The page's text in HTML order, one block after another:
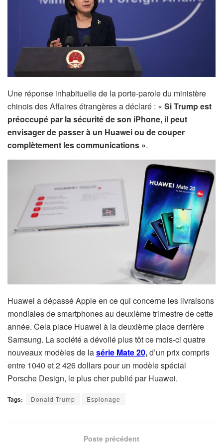
Une réponse inhabituelle de la porte-parole du ministère
chinois des Affaires étrangères a déclaré : « Si Trump est
préoccupé par la sécurité de son iPhone, il peut
envisager de passer à un Huawei ou de couper
complètement les communications ».
Huawei a dépassé Apple en ce qui concerne les livraisons
mondiales de smartphones au deuxième trimestre de cette
année. Cela place Huawei à la deuxième place derrière
Samsung. La société a dévoilé plus tôt ce mois-ci quatre
nouveaux modèles de lasérie Mate 20,d’un prix compris
entre 1040 et 2 426 dollars pour un modèle spécial
Porsche Design, le plus cher publié par Huawei.
Tags: Donald Trump Espionage
Poste précédent